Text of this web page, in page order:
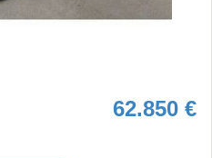
62.850 €